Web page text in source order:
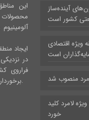
این
محصولات
ایجاد
در
فراروی
برخوردار است و نقش بارزی در صنعتی شدن استان فارس ایفا می کند.
آینده‌ساز
کشور است
ویژه اقتصادی
است
منصوب شد
لامرد کلید
خورد